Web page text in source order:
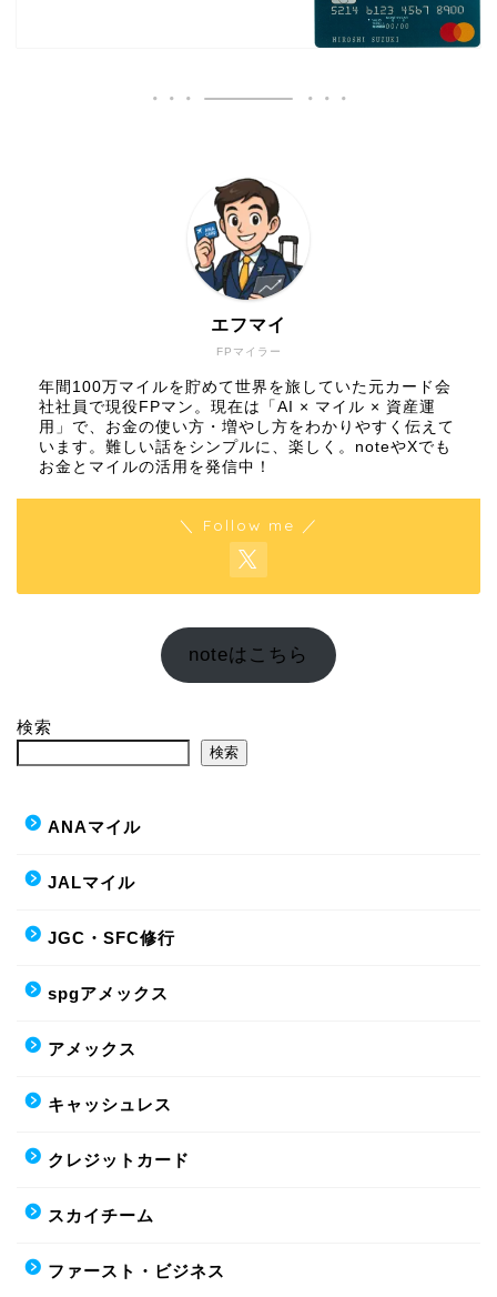
FPマイラー
エフマイ
年間100万マイルを貯めて世界を旅していた元カード会
社社員で現役FPマン。現在は「AI × マイル × 資産運
用」で、お金の使い方・増やし方をわかりやすく伝えて
います。難しい話をシンプルに、楽しく。noteやXでも
お金とマイルの活用を発信中！
＼ Follow me ／
noteはこちら
検索
検索
ANAマイル
JALマイル
JGC・SFC修行
spgアメックス
アメックス
キャッシュレス
クレジットカード
スカイチーム
ファースト・ビジネス